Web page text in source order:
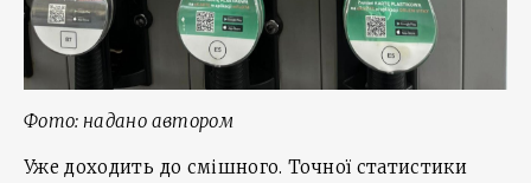
Фото: надано автором
Уже доходить до смішного. Точної статистики